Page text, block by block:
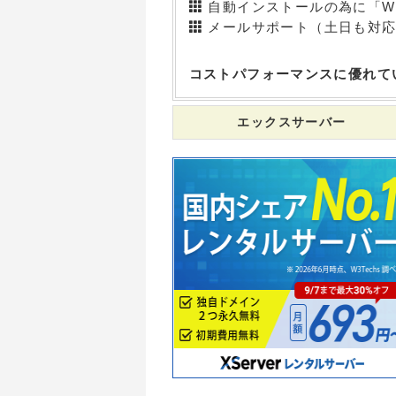
自動インストールの為に「
メールサポート（土日も対
コストパフォーマンスに優れ
エックスサーバー